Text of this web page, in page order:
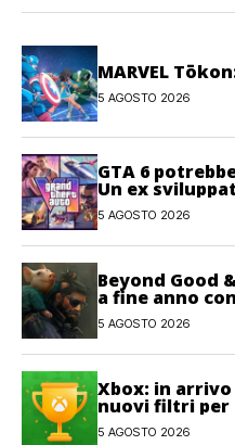
MARVEL
5 AGOSTO 2026
GTA 6
Un ex
esclude
5 AGOSTO 2026
Beyond Good
a fine anno
5 AGOSTO 2026
Xbox: in
nuovi filtri per
cloud
5 AGOSTO 2026